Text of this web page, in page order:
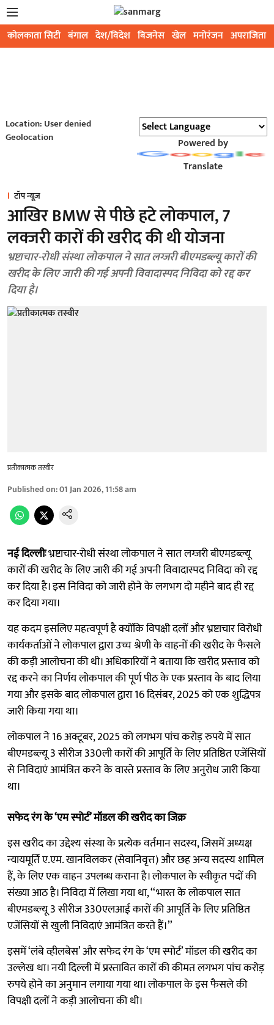
कोलकाता सिटी बंगाल देश/विदेश बिजनेस खेल मनोरंजन अपराजिता
Location: User denied
Geolocation
Powered by
Translate
टॉप न्यूज़
आखिर BMW से पीछे हटे लोकपाल, 7
लक्जरी कारों की खरीद की थी योजना
भ्रष्टाचार-रोधी संस्था लोकपाल ने सात लग्जरी बीएमडब्ल्यू कारों की
खरीद के लिए जारी की गई अपनी विवादास्पद निविदा को रद्द कर
दिया है।
प्रतीकात्मक तस्वीर
Published on:01 Jan 2026, 11:58 am
नई दिल्लीःभ्रष्टाचार-रोधी संस्था लोकपाल ने सात लग्जरी बीएमडब्ल्यू
कारों की खरीद के लिए जारी की गई अपनी विवादास्पद निविदा को रद्द
कर दिया है। इस निविदा को जारी होने के लगभग दो महीने बाद ही रद्द
कर दिया गया।
यह कदम इसलिए महत्वपूर्ण है क्योंकि विपक्षी दलों और भ्रष्टाचार विरोधी
कार्यकर्ताओं ने लोकपाल द्वारा उच्च श्रेणी के वाहनों की खरीद के फैसले
की कड़ी आलोचना की थी। अधिकारियों ने बताया कि खरीद प्रस्ताव को
रद्द करने का निर्णय लोकपाल की पूर्ण पीठ के एक प्रस्ताव के बाद लिया
गया और इसके बाद लोकपाल द्वारा 16 दिसंबर, 2025 को एक शुद्धिपत्र
जारी किया गया था।
लोकपाल ने 16 अक्टूबर, 2025 को लगभग पांच करोड़ रुपये में सात
बीएमडब्ल्यू 3 सीरीज 330ली कारों की आपूर्ति के लिए प्रतिष्ठित एजेंसियों
से निविदाएं आमंत्रित करने के वास्ते प्रस्ताव के लिए अनुरोध जारी किया
था।
सफेद रंग के ‘एम स्पोर्ट’ मॉडल की खरीद का जिक्र
इस खरीद का उद्देश्य संस्था के प्रत्येक वर्तमान सदस्य, जिसमें अध्यक्ष
न्यायमूर्ति ए.एम. खानविलकर (सेवानिवृत्त) और छह अन्य सदस्य शामिल
हैं, के लिए एक वाहन उपलब्ध कराना है। लोकपाल के स्वीकृत पदों की
संख्या आठ है। निविदा में लिखा गया था, ‘‘भारत के लोकपाल सात
बीएमडब्ल्यू 3 सीरीज 330एलआई कारों की आपूर्ति के लिए प्रतिष्ठित
एजेंसियों से खुली निविदाएं आमंत्रित करते हैं।’’
इसमें ‘लंबे व्हीलबेस’ और सफेद रंग के ‘एम स्पोर्ट’ मॉडल की खरीद का
उल्लेख था। नयी दिल्ली में प्रस्तावित कारों की कीमत लगभग पांच करोड़
रुपये होने का अनुमान लगाया गया था। लोकपाल के इस फैसले की
विपक्षी दलों ने कड़ी आलोचना की थी।